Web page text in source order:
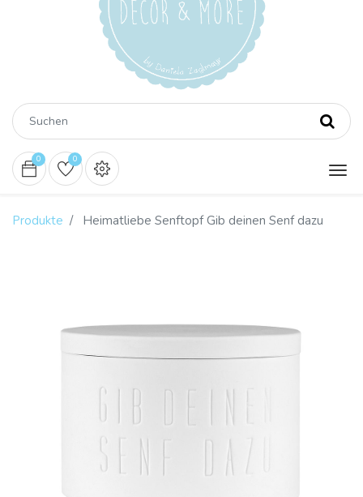
0 0
Produkte Heimatliebe Senftopf Gib deinen Senf dazu